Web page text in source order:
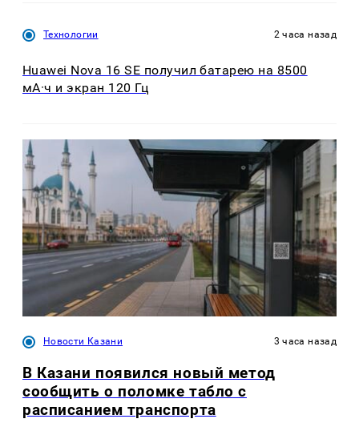
Технологии 2 часа назад
Huawei Nova 16 SE получил батарею на 8500
мА·ч и экран 120 Гц
Новости Казани 3 часа назад
В Казани появился новый метод
сообщить о поломке табло с
расписанием транспорта